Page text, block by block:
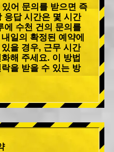
어 문의를 받으면 즉
응답 시간은 몇 시간
에 수천 건의 문의를
일의 확정된 예약에
을 경우, 근무 시간
해 주세요. 이 방법
을 받을 수 있는 방